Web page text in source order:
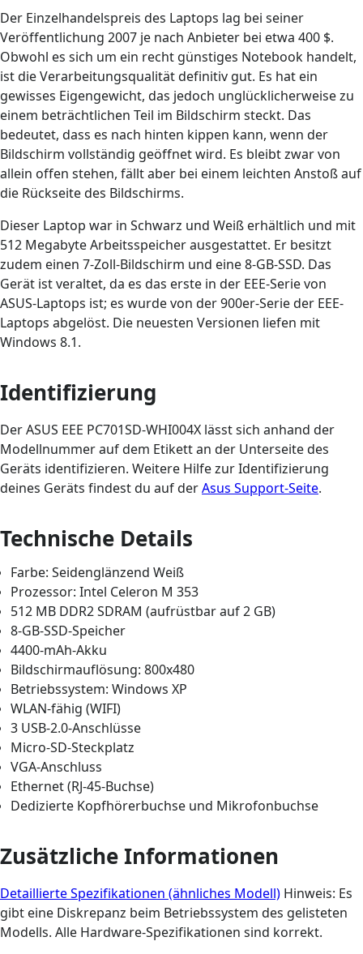
Der Einzelhandelspreis des Laptops lag bei seiner
Veröffentlichung 2007 je nach Anbieter bei etwa 400 $.
Obwohl es sich um ein recht günstiges Notebook handelt,
ist die Verarbeitungsqualität definitiv gut. Es hat ein
gewisses Eigengewicht, das jedoch unglücklicherweise zu
einem beträchtlichen Teil im Bildschirm steckt. Das
bedeutet, dass es nach hinten kippen kann, wenn der
Bildschirm vollständig geöffnet wird. Es bleibt zwar von
allein offen stehen, fällt aber bei einem leichten Anstoß auf
die Rückseite des Bildschirms.
Dieser Laptop war in Schwarz und Weiß erhältlich und mit
512 Megabyte Arbeitsspeicher ausgestattet. Er besitzt
zudem einen 7-Zoll-Bildschirm und eine 8-GB-SSD. Das
Gerät ist veraltet, da es das erste in der EEE-Serie von
ASUS-Laptops ist; es wurde von der 900er-Serie der EEE-
Laptops abgelöst. Die neuesten Versionen liefen mit
Windows 8.1.
Identifizierung
Der ASUS EEE PC701SD-WHI004X lässt sich anhand der
Modellnummer auf dem Etikett an der Unterseite des
Geräts identifizieren. Weitere Hilfe zur Identifizierung
deines Geräts findest du auf derAsus Support-Seite.
Technische Details
Farbe: Seidenglänzend Weiß
Prozessor: Intel Celeron M 353
512 MB DDR2 SDRAM (aufrüstbar auf 2 GB)
8-GB-SSD-Speicher
4400-mAh-Akku
Bildschirmauflösung: 800x480
Betriebssystem: Windows XP
WLAN-fähig (WIFI)
3 USB-2.0-Anschlüsse
Micro-SD-Steckplatz
VGA-Anschluss
Ethernet (RJ-45-Buchse)
Dedizierte Kopfhörerbuchse und Mikrofonbuchse
Zusätzliche Informationen
Detaillierte Spezifikationen (ähnliches Modell) Hinweis: Es
gibt eine Diskrepanz beim Betriebssystem des gelisteten
Modells. Alle Hardware-Spezifikationen sind korrekt.